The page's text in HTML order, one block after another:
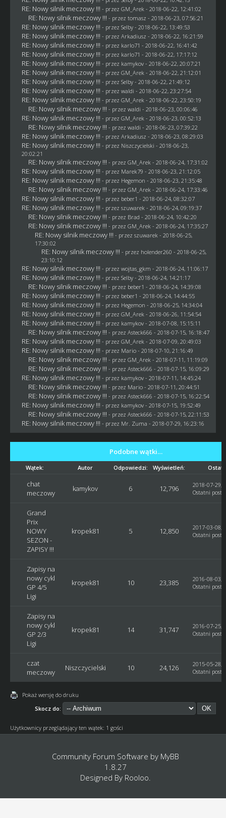
RE: Nowy silnik meczowy !!! - przez GM_Arek - 2018-06-22, 12:41:02
RE: Nowy silnik meczowy !!! - przez tomasz - 2018-06-23, 07:56:21
RE: Nowy silnik meczowy !!! - przez Selby- 2018-06-22, 13:49:53
RE: Nowy silnik meczowy !!! - przez Arkadiusz - 2018-06-22, 16:21:59
RE: Nowy silnik meczowy !!! - przez karlo71 - 2018-06-22, 16:41:42
RE: Nowy silnik meczowy !!! - przez karlo71 - 2018-06-22, 17:17:12
RE: Nowy silnik meczowy !!! - przez kamykov- 2018-06-22, 20:07:21
RE: Nowy silnik meczowy !!! - przez GM_Arek - 2018-06-22, 21:12:01
RE: Nowy silnik meczowy !!! - przez Selby- 2018-06-22, 21:49:12
RE: Nowy silnik meczowy !!! - przez waldi - 2018-06-22, 23:27:54
RE: Nowy silnik meczowy !!! - przez GM_Arek - 2018-06-22, 23:50:19
RE: Nowy silnik meczowy !!! - przez waldi - 2018-06-23, 00:06:46
RE: Nowy silnik meczowy !!! - przez GM_Arek - 2018-06-23, 00:52:13
RE: Nowy silnik meczowy !!! - przez waldi - 2018-06-23, 07:39:22
RE: Nowy silnik meczowy !!! - przez Arkadiusz - 2018-06-23, 08:29:03
RE: Nowy silnik meczowy !!! - przez Niszczycielski - 2018-06-23,
20:02:21
RE: Nowy silnik meczowy !!! - przez GM_Arek - 2018-06-24, 17:31:02
RE: Nowy silnik meczowy !!! - przez Marek79 - 2018-06-23, 21:12:05
RE: Nowy silnik meczowy !!! - przez Hegemon - 2018-06-23, 21:35:48
RE: Nowy silnik meczowy !!! - przez GM_Arek - 2018-06-24, 17:33:46
RE: Nowy silnik meczowy !!! - przez beber1 - 2018-06-24, 08:32:07
RE: Nowy silnik meczowy !!! - przez szuwarek - 2018-06-24, 09:19:37
RE: Nowy silnik meczowy !!! - przez Brad - 2018-06-24, 10:42:20
RE: Nowy silnik meczowy !!! - przez GM_Arek - 2018-06-24, 17:35:27
RE: Nowy silnik meczowy !!! - przez szuwarek - 2018-06-25,
17:30:02
RE: Nowy silnik meczowy !!! - przez holender260 - 2018-06-25,
23:10:12
RE: Nowy silnik meczowy !!! - przez wojtas_gkm - 2018-06-24, 11:06:17
RE: Nowy silnik meczowy !!! - przez Selby- 2018-06-24, 14:21:17
RE: Nowy silnik meczowy !!! - przez beber1 - 2018-06-24, 14:39:08
RE: Nowy silnik meczowy !!! - przez beber1 - 2018-06-24, 14:44:55
RE: Nowy silnik meczowy !!! - przez Hegemon - 2018-06-25, 14:34:04
RE: Nowy silnik meczowy !!! - przez GM_Arek - 2018-06-26, 11:54:54
RE: Nowy silnik meczowy !!! - przez kamykov- 2018-07-08, 15:15:11
RE: Nowy silnik meczowy !!! - przez Asteck666 - 2018-07-15, 16:18:47
RE: Nowy silnik meczowy !!! - przez GM_Arek - 2018-07-09, 20:49:03
RE: Nowy silnik meczowy !!! - przez Mario- 2018-07-10, 21:16:49
RE: Nowy silnik meczowy !!! - przez GM_Arek - 2018-07-11, 11:19:09
RE: Nowy silnik meczowy !!! - przez Asteck666 - 2018-07-15, 16:09:29
RE: Nowy silnik meczowy !!! - przez kamykov- 2018-07-11, 14:45:24
RE: Nowy silnik meczowy !!! - przez Mario- 2018-07-11, 20:44:51
RE: Nowy silnik meczowy !!! - przez Asteck666 - 2018-07-15, 16:22:54
RE: Nowy silnik meczowy !!! - przez kamykov- 2018-07-15, 19:52:49
RE: Nowy silnik meczowy !!! - przez Asteck666 - 2018-07-15, 22:11:53
RE: Nowy silnik meczowy !!! - przez Mr. Zuma - 2018-07-29, 16:23:16
Podobne wątki…
Wątek: Autor Odpowiedzi: Wyświetleń:
chat
meczowy
kamykov 6 12,796
2018-07-29,
Ostatni post
Grand
Prix
NOWY
SEZON -
ZAPISY !!!
kropek81 5 12,850
2017-03-08,
Ostatni post
Zapisy na
nowy cykl
GP 4/5
Ligi
kropek81 10 23,385
2016-08-03,
Ostatni post
Zapisy na
nowy cykl
GP 2/3
Ligi
kropek81 14 31,747
2016-07-25,
Ostatni post
czat
meczowy
Niszczycielski 10 24,126
2015-05-28,
Ostatni post
Pokaż wersję do druku
Skocz do:
Użytkownicy przeglądający ten wątek: 1 gości
Community Forum Software by MyBB
1.8.27
Designed By Rooloo